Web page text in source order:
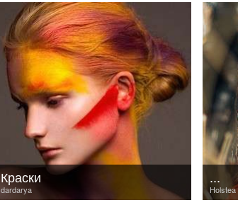
dardarya
Краски
Holstea
...